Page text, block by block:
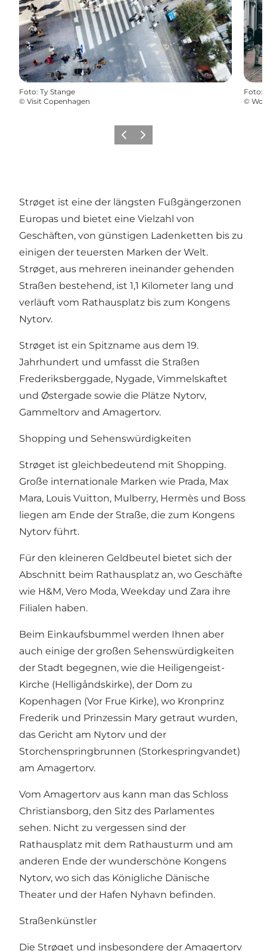
Foto: Ty Stange
© Visit Copenhagen
Foto:
©
ZurückWeiter
Strøget ist eine der längsten Fußgängerzonen
Europas und bietet eine Vielzahl von
Geschäften, von günstigen Ladenketten bis zu
einigen der teuersten Marken der Welt.
Strøget, aus mehreren ineinander gehenden
Straßen bestehend, ist 1,1 Kilometer lang und
verläuft vom Rathausplatz bis zum Kongens
Nytorv.
Strøget ist ein Spitzname aus dem 19.
Jahrhundert und umfasst die Straßen
Frederiksberggade, Nygade, Vimmelskaftet
und Østergade sowie die Plätze Nytorv,
Gammeltorv and Amagertorv.
Shopping und Sehenswürdigkeiten
Strøget ist gleichbedeutend mit Shopping.
Große internationale Marken wie Prada, Max
Mara, Louis Vuitton, Mulberry, Hermès und Boss
liegen am Ende der Straße, die zum Kongens
Nytorv führt.
Für den kleineren Geldbeutel bietet sich der
Abschnitt beim Rathausplatz an, wo Geschäfte
wie H&M, Vero Moda, Weekday und Zara ihre
Filialen haben.
Beim Einkaufsbummel werden Ihnen aber
auch einige der großen Sehenswürdigkeiten
der Stadt begegnen, wie die Heiligengeist-
Kirche (Helligåndskirke), der Dom zu
Kopenhagen (Vor Frue Kirke), wo Kronprinz
Frederik und Prinzessin Mary getraut wurden,
das Gericht am Nytorv und der
Storchenspringbrunnen (Storkespringvandet)
am Amagertorv.
Vom Amagertorv aus kann man das Schloss
Christiansborg, den Sitz des Parlamentes
sehen. Nicht zu vergessen sind der
Rathausplatz mit dem Rathausturm und am
anderen Ende der wunderschöne Kongens
Nytorv, wo sich das Königliche Dänische
Theater und der Hafen Nyhavn befinden.
Straßenkünstler
Die Strøget und insbesondere der Amagertorv